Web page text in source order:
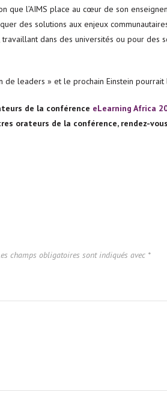
que l’AIMS place au cœur de son
des solutions aux enjeux
dans des universités ou pour des
leaders » et le prochain Einstein pourrait
de la conférence eLearning Africa
orateurs de la conférence, rendez-
champs obligatoires sont indiqués avec *